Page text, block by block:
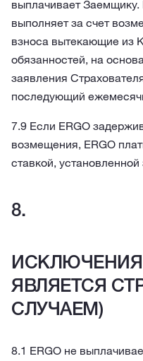
выплачивает
выполняет за счет
взноса вытекающие из
обязанностей, на
заявления
последующий
7.9 Если ERGO
возмещения, ERGO
ставкой,
ЯВЛЯЕТСЯ
СЛУЧАЕМ)
8.1 ERGO не